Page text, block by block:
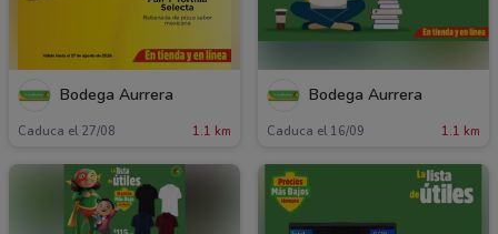
Bodega Aurrera
Caduca el 27/08 1.1 km
Bodega Aurrera
Caduca el 16/09 1.1 km